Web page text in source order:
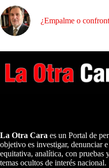
¿Empalme o
La Otra Cara es un Portal de
objetivo es investigar, denunciar
equitativa, analítica, con pruebas
temas ocultos de interés nacional.